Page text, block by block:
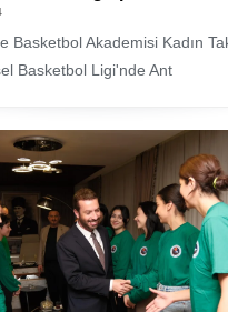
Basketbol Akademisi Kadın
Basketbol Ligi'nde Ant